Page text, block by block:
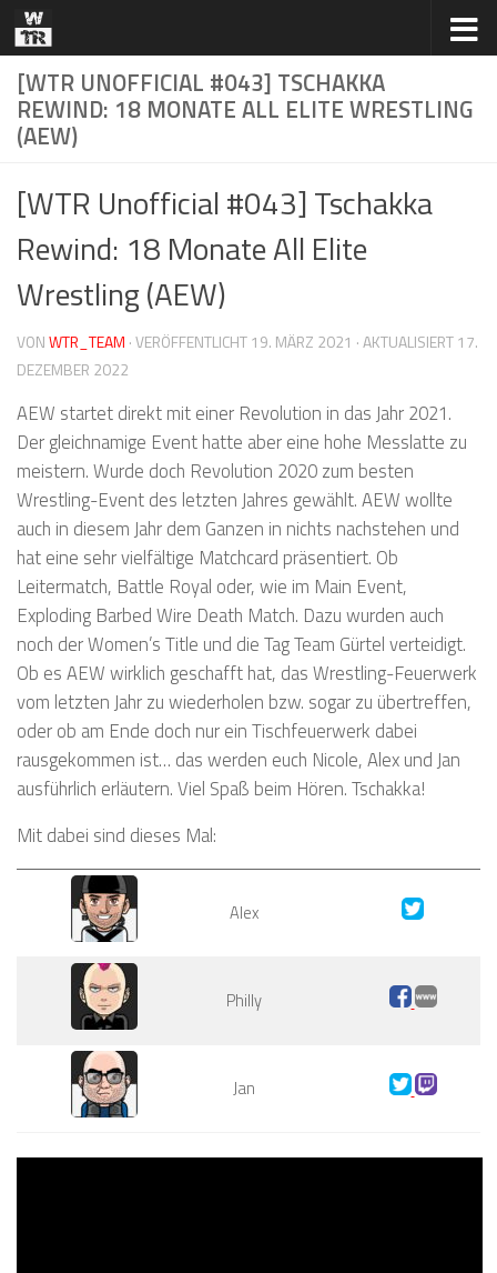
Zum Inhalt springen
[WTR UNOFFICIAL #043] TSCHAKKA
REWIND: 18 MONATE ALL ELITE WRESTLING
(AEW)
[WTR Unofficial #043] Tschakka
Rewind: 18 Monate All Elite
Wrestling (AEW)
VONWTR_TEAM · VERÖFFENTLICHT19. MÄRZ 2021 · AKTUALISIERT17.
DEZEMBER 2022
AEW startet direkt mit einer Revolution in das Jahr 2021.
Der gleichnamige Event hatte aber eine hohe Messlatte zu
meistern. Wurde doch Revolution 2020 zum besten
Wrestling-Event des letzten Jahres gewählt. AEW wollte
auch in diesem Jahr dem Ganzen in nichts nachstehen und
hat eine sehr vielfältige Matchcard präsentiert. Ob
Leitermatch, Battle Royal oder, wie im Main Event,
Exploding Barbed Wire Death Match. Dazu wurden auch
noch der Women’s Title und die Tag Team Gürtel verteidigt.
Ob es AEW wirklich geschafft hat, das Wrestling-Feuerwerk
vom letzten Jahr zu wiederholen bzw. sogar zu übertreffen,
oder ob am Ende doch nur ein Tischfeuerwerk dabei
rausgekommen ist… das werden euch Nicole, Alex und Jan
ausführlich erläutern. Viel Spaß beim Hören. Tschakka!
Mit dabei sind dieses Mal:
Alex
Philly
Jan